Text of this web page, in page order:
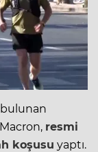
bulunan
Macron, resmi
koşusu yaptı.